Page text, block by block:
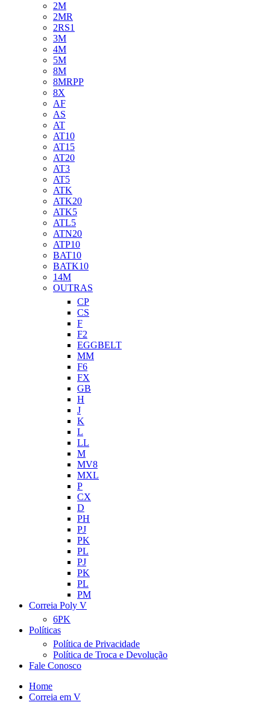
2M
2MR
2RS1
3M
4M
5M
8M
8MRPP
8X
AF
AS
AT
AT10
AT15
AT20
AT3
AT5
ATK
ATK20
ATK5
ATL5
ATN20
ATP10
BAT10
BATK10
14M
OUTRAS
CP
CS
F
F2
EGGBELT
MM
F6
FX
GB
H
J
K
L
LL
M
MV8
MXL
P
CX
D
PH
PJ
PK
PL
PJ
PK
PL
PM
Correia Poly V
6PK
Políticas
Política de Privacidade
Política de Troca e Devolução
Fale Conosco
Home
Correia em V